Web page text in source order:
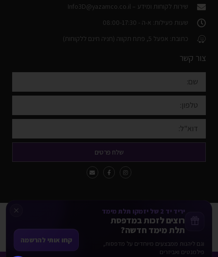
יריד יד 2 של יזמקו תלת מימד
רוצים לזכות במדפסת
תלת מימד חדשה?
וגם ליהנות ממבצעים מיוחדים על מדפסות,
פילמנטים ואביזרים
קחו אותי להרשמה
שירות לקוחות ומידע – Info3D@yazamco.co.il
שעות פעילות: א-ה - 08:00-17:30
כתובת: אפעל 5, פתח תקווה (חניה חינם ללקוחות)
צור קשר
שלח פרטים
כל הזכויות שמורות Yazamco3d
אמצעי התשלום המכובדים באתר:
VISA
ישראכרט